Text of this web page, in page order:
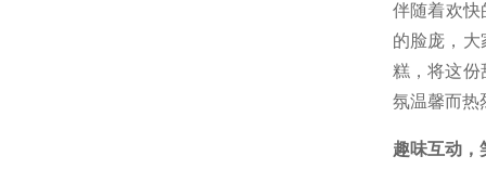
伴随着欢快
的脸庞，大
糕，将这份
氛温馨而热
趣味互动，